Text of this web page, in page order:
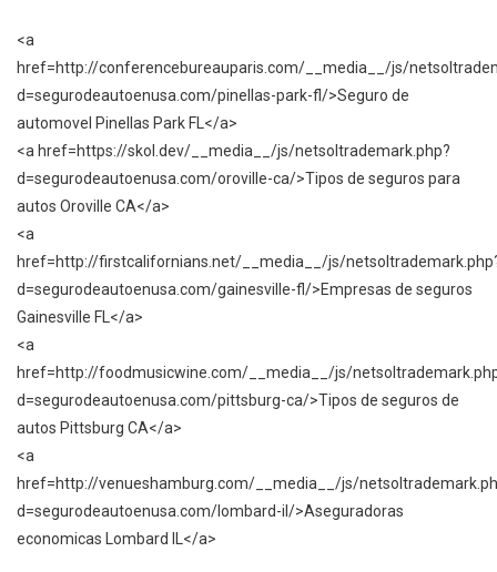
<a
href=http://conferencebureauparis.com/__media__/js/
d=segurodeautoenusa.com/pinellas-park-fl/>Seguro de
automovel Pinellas Park FL</a>
<a href=https://skol.dev/__media__/js/netsoltrademark.php?
d=segurodeautoenusa.com/oroville-ca/>Tipos de seguros para
autos Oroville CA</a>
<a
href=http://firstcalifornians.net/__media__/js/
d=segurodeautoenusa.com/gainesville-fl/>Empresas de seguros
Gainesville FL</a>
<a
href=http://foodmusicwine.com/__media__/js/
d=segurodeautoenusa.com/pittsburg-ca/>Tipos de seguros de
autos Pittsburg CA</a>
<a
href=http://venueshamburg.com/__media__/js/
d=segurodeautoenusa.com/lombard-il/>Aseguradoras
economicas Lombard IL</a>